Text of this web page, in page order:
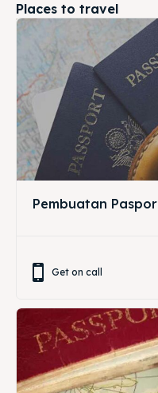
Places to travel
Pembuatan Paspor
Get on call